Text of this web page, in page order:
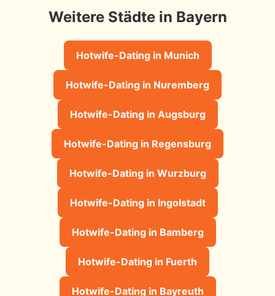
Weitere Städte in Bayern
Hotwife-Dating in Munich
Hotwife-Dating in Nuremberg
Hotwife-Dating in Augsburg
Hotwife-Dating in Regensburg
Hotwife-Dating in Wurzburg
Hotwife-Dating in Ingolstadt
Hotwife-Dating in Bamberg
Hotwife-Dating in Fuerth
Hotwife-Dating in Bayreuth